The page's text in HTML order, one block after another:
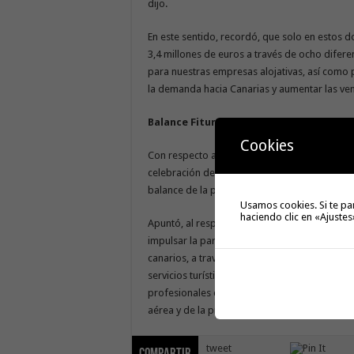
dijo.
En este sentido, recordó, que solo en estos
3,4 millones de euros a través de ocho
para nuestras empresas alojativas, así
la demanda hacia Canarias y aumentar las
Balance Fitur
Con respecto a la pregunta formulada,
celebración de Feria Internacional de
balance de la participación canaria en esta
Apuntó, al respecto, que los dos objetivos
impulsar la participación del sector, de las
canarios, a través de una plataforma eficaz
servicios turísticos del archipiélago; y, el
profesionales que afianzaran las gestiones
aérea y de la promoción turística. “Ambos se
tweet
Cookies
Usamos cookies. Si te
haciendo clic en